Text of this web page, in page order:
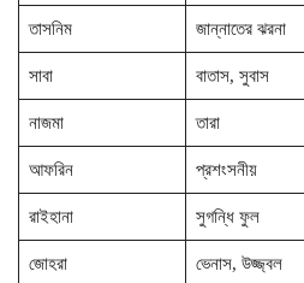
তাসনিম জান্নাতের ঝরনা
সাবা বাতাস, সুবাস
নাজমা তারা
আফরিন প্রশংসনীয়
রাইহানা সুগন্ধি ফুল
জোহরা ভেনাস, উজ্জ্বল